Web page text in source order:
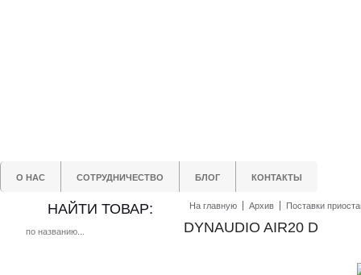
О НАС СОТРУДНИЧЕСТВО БЛОГ КОНТАКТЫ
НАЙТИ ТОВАР: На главную Архив Поставки
DYNAUDIO AIR20 D